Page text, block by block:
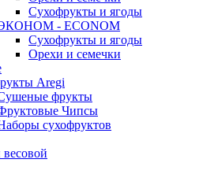
Сухофрукты и ягоды
- ECONOM
Сухофрукты и ягоды
Орехи и семечки
Aregi
фрукты
Чипсы
сухофруктов